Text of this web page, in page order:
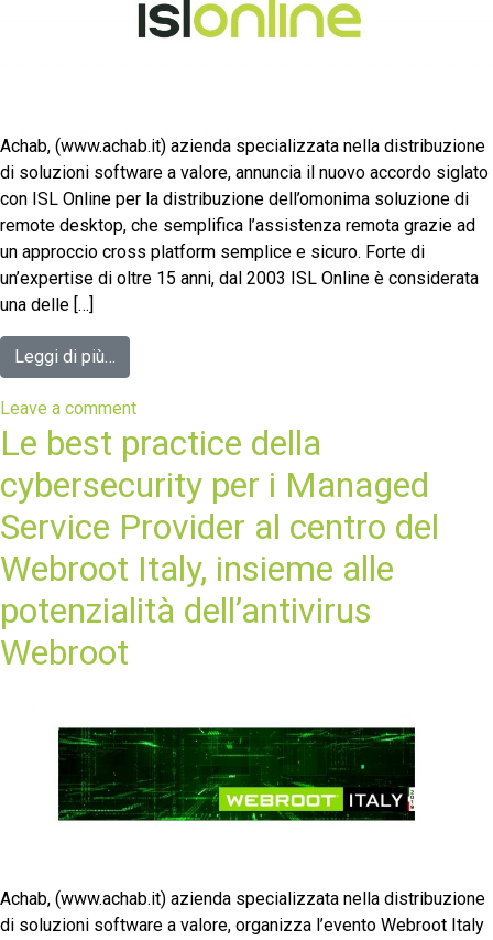
Achab, (www.achab.it) azienda specializzata nella distribuzione
di soluzioni software a valore, annuncia il nuovo accordo siglato
con ISL Online per la distribuzione dell’omonima soluzione di
remote desktop, che semplifica l’assistenza remota grazie ad
un approccio cross platform semplice e sicuro. Forte di
un’expertise di oltre 15 anni, dal 2003 ISL Online è considerata
una delle […]
Leggi di più…
Leave a comment
Le best practice della
cybersecurity per i Managed
Service Provider al centro del
Webroot Italy, insieme alle
potenzialità dell’antivirus
Webroot
Achab, (www.achab.it) azienda specializzata nella distribuzione
di soluzioni software a valore, organizza l’evento Webroot Italy